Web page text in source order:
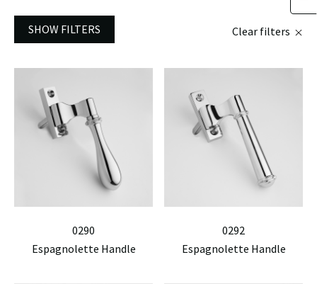
SHOW FILTERS Clear filters
0290
Espagnolette Handle
0292
Espagnolette Handle